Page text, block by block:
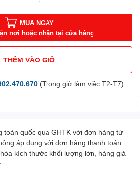
MUA NGAY
nơi hoặc nhận tại cửa hàng
THÊM VÀO GIỎ
(Trong giờ làm việc T2-T7)
toàn quốc qua GHTK với đơn hàng từ
áp dụng với đơn hàng thanh toán
kích thước khối lượng lớn, hàng giá